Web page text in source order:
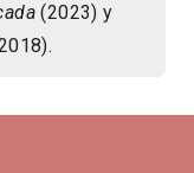
(2023) y